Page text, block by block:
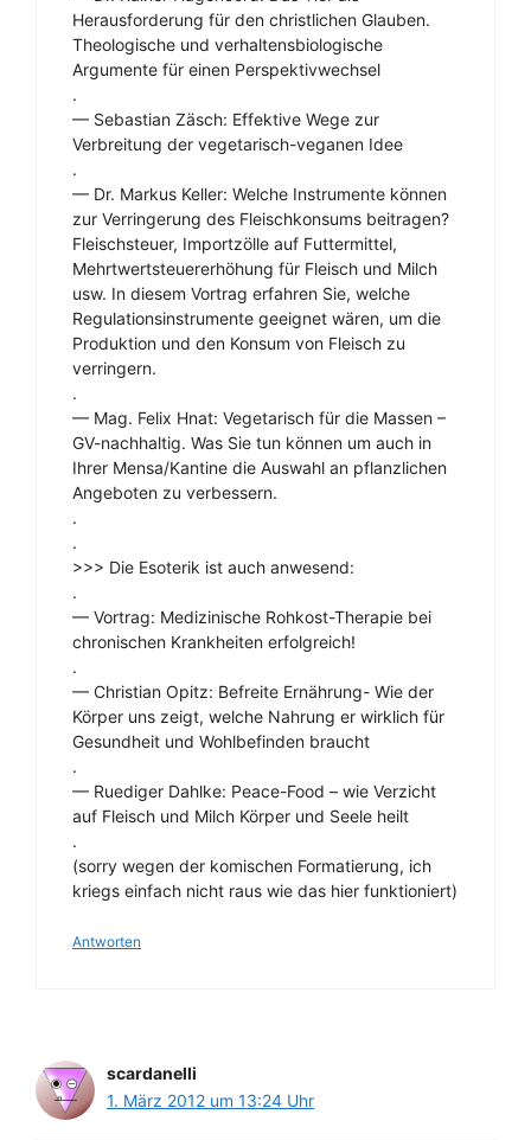
Herausforderung für den christlichen Glauben.
Theologische und verhaltensbiologische
Argumente für einen Perspektivwechsel
.
— Sebastian Zäsch: Effektive Wege zur
Verbreitung der vegetarisch-veganen Idee
.
— Dr. Markus Keller: Welche Instrumente können
zur Verringerung des Fleischkonsums beitragen?
Fleischsteuer, Importzölle auf Futtermittel,
Mehrtwertsteuererhöhung für Fleisch und Milch
usw. In diesem Vortrag erfahren Sie, welche
Regulationsinstrumente geeignet wären, um die
Produktion und den Konsum von Fleisch zu
verringern.
.
— Mag. Felix Hnat: Vegetarisch für die Massen –
GV-nachhaltig. Was Sie tun können um auch in
Ihrer Mensa/Kantine die Auswahl an pflanzlichen
Angeboten zu verbessern.
.
.
>>> Die Esoterik ist auch anwesend:
.
— Vortrag: Medizinische Rohkost-Therapie bei
chronischen Krankheiten erfolgreich!
.
— Christian Opitz: Befreite Ernährung- Wie der
Körper uns zeigt, welche Nahrung er wirklich für
Gesundheit und Wohlbefinden braucht
.
— Ruediger Dahlke: Peace-Food – wie Verzicht
auf Fleisch und Milch Körper und Seele heilt
.
(sorry wegen der komischen Formatierung, ich
kriegs einfach nicht raus wie das hier funktioniert)
Antworten
scardanelli
1. März 2012 um 13:24 Uhr